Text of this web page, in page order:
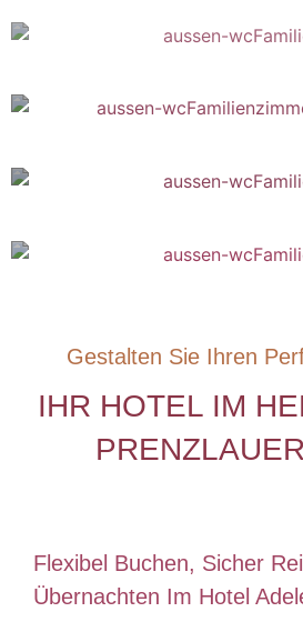
Gestalten Sie Ihren
IHR HOTEL IM
Flexibel Buchen, Sicher
Übernachten Im Hotel